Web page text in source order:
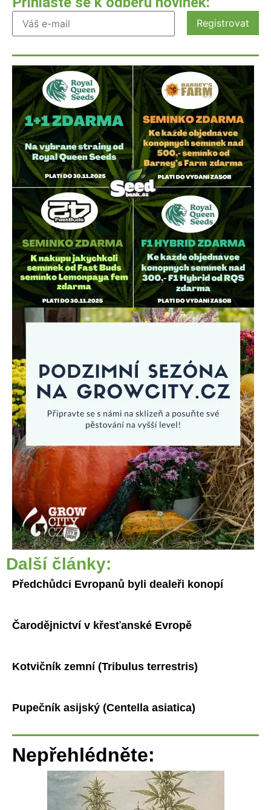
Další články:
Předchůdci Evropanů byli dealeři konopí
Čarodějnictví v křesťanské Evropě
Kotvičník zemní (Tribulus terrestris)
Pupečník asijský (Centella asiatica)
Nepřehlédněte: